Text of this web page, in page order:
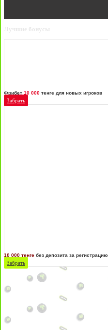
Лучшие бонусы
Фрибет 10 000 тенге для новых игроков
Забрать
10 000 тенге без депозита за регистрацию
Забрать